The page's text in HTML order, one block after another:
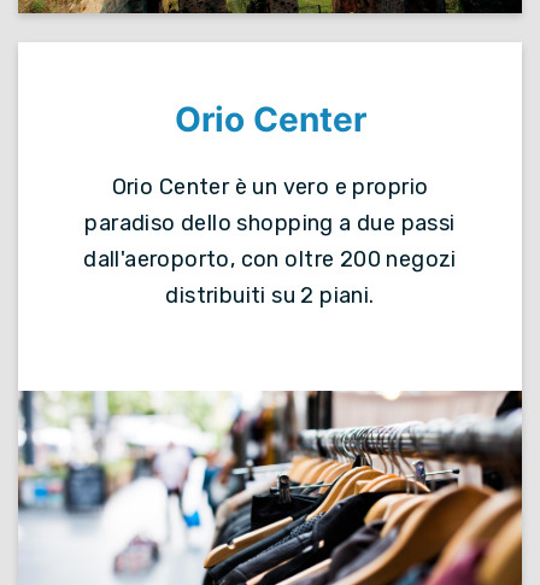
Orio Center
Orio Center è un vero e proprio
paradiso dello shopping a due passi
dall'aeroporto, con oltre 200 negozi
distribuiti su 2 piani.